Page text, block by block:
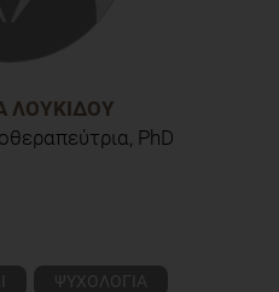
ΛΟΥΚΊΔΟΥ
PhD
ΨΥΧΟΛΟΓΙΑ